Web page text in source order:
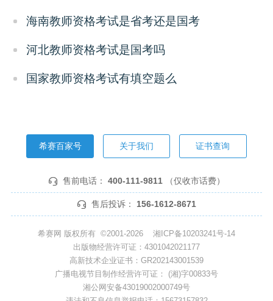
海南教师资格考试是省考还是国考
河北教师资格考试是国考吗
国家教师资格考试有填空题么
希赛百家号 关于我们 证书查询
售前电话： 400-111-9811 （仅收市话费）
售后投诉： 156-1612-8671
希赛网 版权所有 ©2001-2026 湘ICP备10203241号-14
出版物经营许可证：4301042021177
高新技术企业证书：GR202143001539
广播电视节目制作经营许可证： (湘)字00833号
湘公网安备43019002000749号